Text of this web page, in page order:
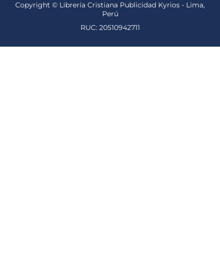
Copyright © Librería Cristiana Publicidad Kyrios - Lima,
Perú
RUC: 20510942711